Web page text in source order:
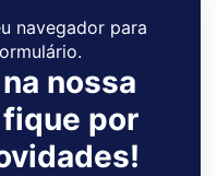
navegador para
nossa
por